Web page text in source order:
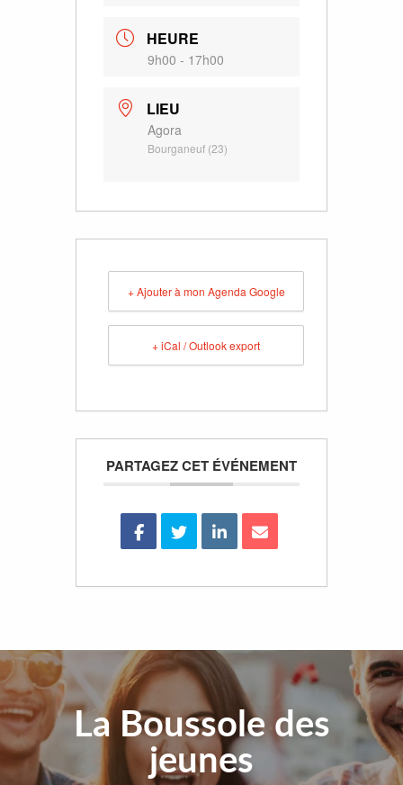
HEURE
9h00 - 17h00
LIEU
Agora
Bourganeuf (23)
+ Ajouter à mon Agenda Google
+ iCal / Outlook export
PARTAGEZ CET ÉVÉNEMENT
La Boussole des
jeunes